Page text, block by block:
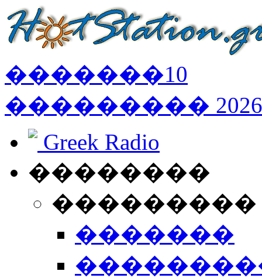
�������10
��������� 2026
Greek Radio
��������
�������